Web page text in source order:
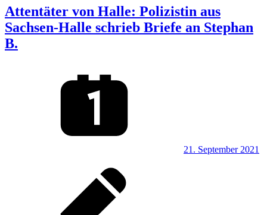
Attentäter von Halle: Polizistin aus
Sachsen-Halle schrieb Briefe an Stephan
B.
21. September 2021